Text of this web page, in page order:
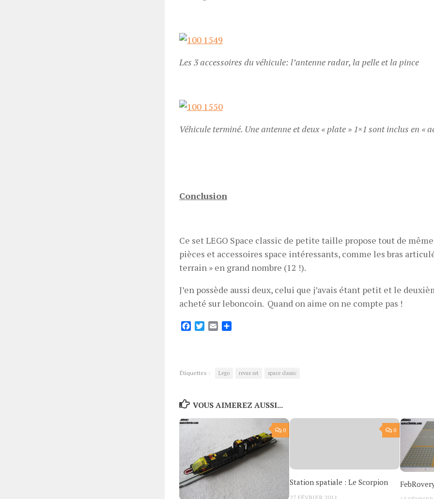
Les 3 accessoires du véhicule: l’antenne radar, la pelle et la pince
Véhicule terminé. Une antenne et deux « plate » 1×1 sont inclus en «
Conclusion
Ce set LEGO Space classic de petite taille propose tout de
pièces et accessoires space intéressants, comme les bras
terrain » en grand nombre (12 !).
J’en possède aussi deux, celui que j’avais étant petit et le
acheté sur leboncoin. Quand on aime on ne compte pas !
FacebookTwitter
Email
Étiquettes : Lego revue set space classic
VOUS AIMEREZ AUSSI...
0 0
Station spatiale : Le Scorpion
27 FÉVRIER 2011